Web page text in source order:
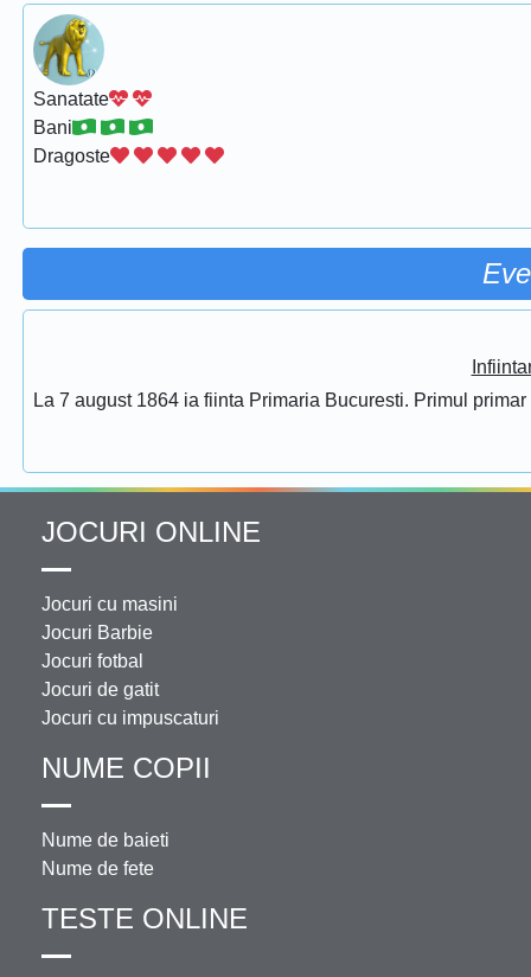
Sanatate
Bani
Dragoste
La 7 august 1864 ia fiinta Primaria Bucuresti. Primul
JOCURI ONLINE
Jocuri cu masini
Jocuri Barbie
Jocuri fotbal
Jocuri de gatit
Jocuri cu impuscaturi
NUME COPII
Nume de baieti
Nume de fete
TESTE ONLINE